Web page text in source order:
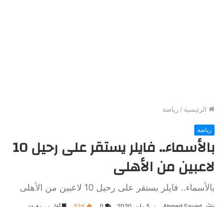
الرئيسية / رياضة
رياضة
بالأسماء.. فايلر يستقر على رحيل 10
لاعبين من الأهلى
بالأسماء.. فايلر يستقر على رحيل 10 لاعبين من الأهلى